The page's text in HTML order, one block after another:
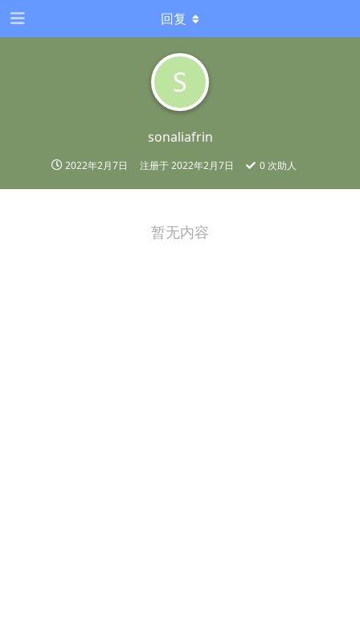
S
sonaliafrin
2022年2月7日 注册于2022年2月7日 0 次助人
回复
暂无内容